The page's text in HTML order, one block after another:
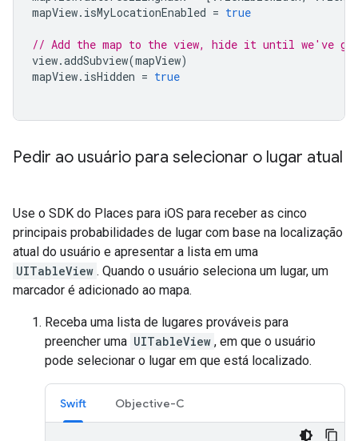
mapView. isMyLocationEnabled = true
// Add the map to the view, hide it until we've
view.addSubview(mapView)
mapView. isHidden = true
Pedir ao usuário para selecionar o lugar atual
Use o SDK do Places para iOS para receber as cinco
principais probabilidades de lugar com base na localização
atual do usuário e apresentar a lista em uma
UITableView . Quando o usuário seleciona um lugar, um
marcador é adicionado ao mapa.
Receba uma lista de lugares prováveis para
preencher uma UITableView , em que o usuário
pode selecionar o lugar em que está localizado.
Swift Objective-C